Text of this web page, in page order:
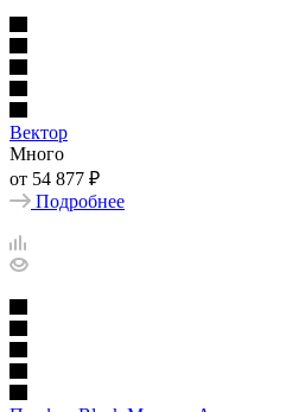
Вектор
Много
от 54 877 ₽
Подробнее